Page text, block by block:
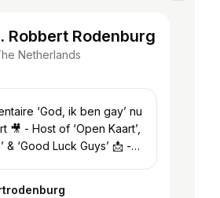
Robbert Rodenburg
Netherlands
‘God, ik ben gay’ nu
🎥 - Host of ‘Open Kaart’,
‘Good Luck Guys’ 📩 -